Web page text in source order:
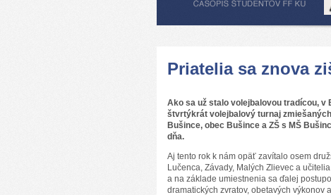
Priatelia sa znova
Ako sa už stalo volejbalovou tradícou,
štvrtýkrát volejbalový turnaj
Bušince, obec Bušince a ZŠ s MŠ
dňa.
Aj tento rok k nám opäť zavítalo osem
Lučenca, Závady, Malých Zlievec a
a na základe umiestnenia sa ďalej
dramatických zvratov, obetavých výkonov